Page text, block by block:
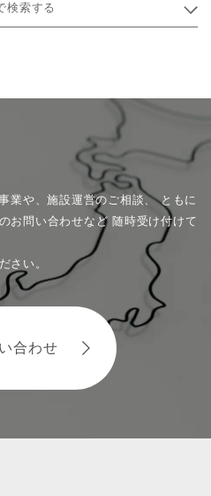
検索する
業や、施設運営のご相談、ともに
お問い合わせなど 随時受け付けて
さい。
合わせ